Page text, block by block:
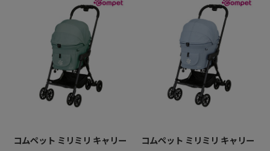
コムペット ミリミリ キャリー
コムペット ミリミリ キャリー